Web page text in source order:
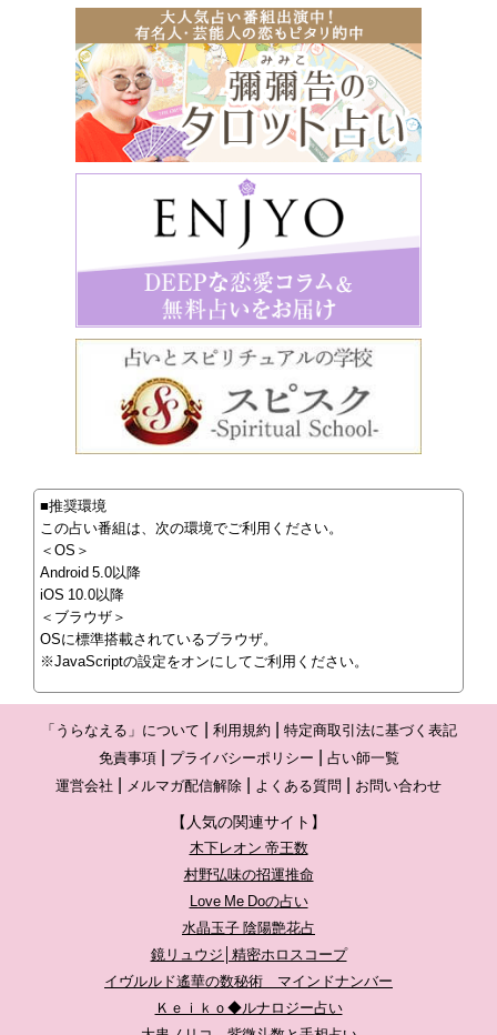
■推奨環境
この占い番組は、次の環境でご利用ください。
＜OS＞
Android 5.0以降
iOS 10.0以降
＜ブラウザ＞
OSに標準搭載されているブラウザ。
※JavaScriptの設定をオンにしてご利用ください。
「うらなえる」について 利用規約
特定商取引法に基づく表記
免責事項
プライバシーポリシー
占い師一覧
運営会社
メルマガ配信解除 よくある質問 お問い合わせ
【人気の関連サイト】
木下レオン 帝王数
村野弘味の招運推命
Love Me Doの占い
水晶玉子 陰陽艶花占
鏡リュウジ│精密ホロスコープ
イヴルルド遙華の数秘術 マインドナンバー
Ｋｅｉｋｏ◆ルナロジー占い